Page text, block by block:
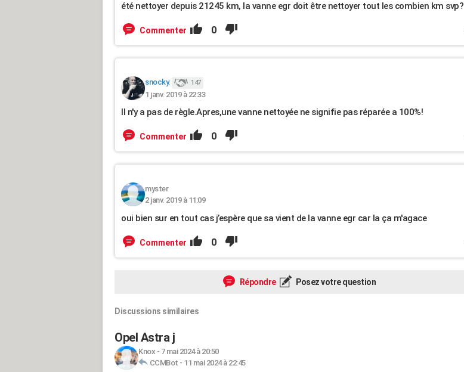
été nettoyer depuis 21245 km, la vanne egr doit être nettoyer tout les combien km svp?
Commenter 0
snocky. 147
1 janv. 2019 à 22:33
Il n'y a pas de règle.Apres,une vanne nettoyée ne signifie pas réparée a 100%!
Commenter 0
myster
2 janv. 2019 à 11:09
oui bien sur en tout cas j’espère que sa vient de la vanne egr car la ça m'agace
Commenter 0
Répondre Posez votre question
Discussions similaires
Opel Astra j
Knox - 7 mai 2024 à 20:50
CCMBot - 11 mai 2024 à 22:45